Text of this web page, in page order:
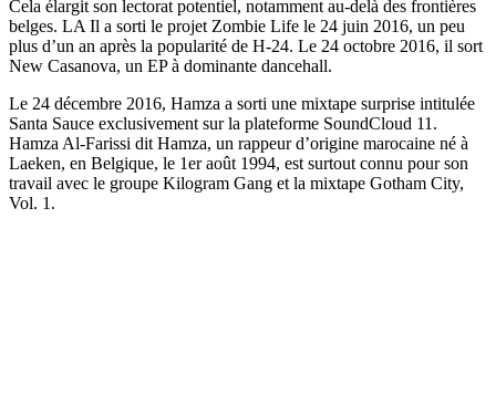
Cela élargit son lectorat potentiel, notamment au-delà des frontières
belges. LA Il a sorti le projet Zombie Life le 24 juin 2016, un peu
plus d’un an après la popularité de H-24. Le 24 octobre 2016, il sort
New Casanova, un EP à dominante dancehall.
Le 24 décembre 2016, Hamza a sorti une mixtape surprise intitulée
Santa Sauce exclusivement sur la plateforme SoundCloud 11.
Hamza Al-Farissi dit Hamza, un rappeur d’origine marocaine né à
Laeken, en Belgique, le 1er août 1994, est surtout connu pour son
travail avec le groupe Kilogram Gang et la mixtape Gotham City,
Vol. 1.